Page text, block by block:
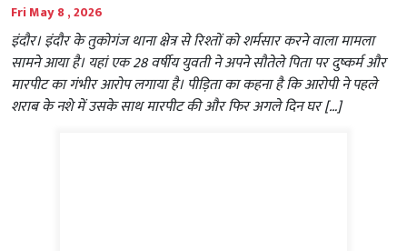
Fri May 8 , 2026
इंदौर। इंदौर के तुकोगंज थाना क्षेत्र से रिश्तों को शर्मसार करने वाला मामला
सामने आया है। यहां एक 28 वर्षीय युवती ने अपने सौतेले पिता पर दुष्कर्म और
मारपीट का गंभीर आरोप लगाया है। पीड़िता का कहना है कि आरोपी ने पहले
शराब के नशे में उसके साथ मारपीट की और फिर अगले दिन घर […]